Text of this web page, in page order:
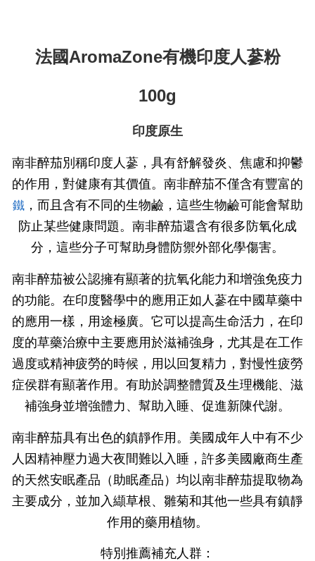
法國AromaZone有機印度人蔘粉
100g
印度原生
南非醉茄別稱印度人蔘，具有舒解發炎、焦慮和抑鬱
的作用，對健康有其價值。南非醉茄不僅含有豐富的
鐵，而且含有不同的生物鹼，這些生物鹼可能會幫助
防止某些健康問題。南非醉茄還含有很多防氧化成
分 ，這些分子可幫助身體防禦外部化學傷害。
南非醉茄被公認擁有顯著的抗氧化能力和增強免疫力
的功能。在印度醫學中的應用正如人蔘在中國草藥中
的應用一樣，用途極廣。它可以提高生命活力，在印
度的草藥治療中主要應用於滋補強身，尤其是在工作
過度或精神疲勞的時候，用以回复精力，對慢性疲勞
症侯群有顯著作用。 有助於調整體質及生理機能、滋
補強身並增強體力、幫助入睡、促進新陳代謝。
南非醉茄具有出色的鎮靜作用。美國成年人中有不少
人因精神壓力過大夜間難以入睡，許多美國廠商生產
的天然安眠產品（助眠產品）均以南非醉茄提取物為
主要成分，並加入纈草根、雛菊和其他一些具有鎮靜
作用的藥用植物。
特別推薦補充人群：